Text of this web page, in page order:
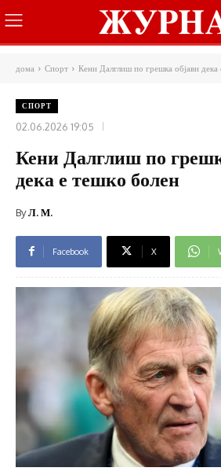
дома Спорт Кени Далглиш по грешка објави дека
СПОРТ
02.06.2026 19:05
Кени Далглиш по
дека е тешко болен
ByЛ. М.
Facebook X